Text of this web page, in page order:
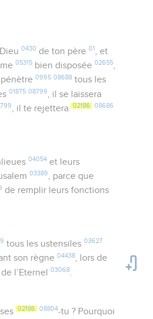
0430 de ton père 01
, et
05315 bien disposée02655,
0995 08688 tous les
01875 08799
, il se laissera
, il te rejettera 02186 08686
04054et leurs
03389, parce que
de remplir leurs fonctions
tous les ustensiles 03627
son règne04438, lors de
de l’Eternel03068
02186 08804-tu ? Pourquoi